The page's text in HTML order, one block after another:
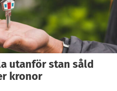
utanför stan såld
kronor